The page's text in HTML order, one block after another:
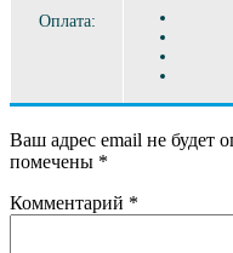
Оплата:
Ваш адрес email не будет
помечены *
Комментарий *